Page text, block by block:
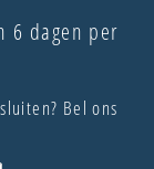
6 dagen per
Bel ons